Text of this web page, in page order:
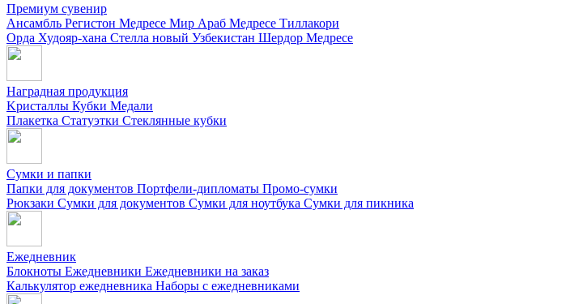
Премиум сувенир
Ансамбль Регистон Медресе Мир Араб Медресе Тиллакори
Орда Худояр-хана Стелла новый Узбекистан Шердор Медресе
Наградная продукция
Kристаллы Кубки Медали
Плакетка Статуэтки Стеклянные кубки
Сумки и папки
Папки для документов Портфели-дипломаты Промо-сумки
Рюкзаки Сумки для документов Сумки для ноутбука Сумки для пикника
Ежедневник
Блокноты Ежедневники Ежедневники на заказ
Калькулятор ежедневника Наборы с ежедневниками